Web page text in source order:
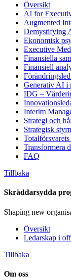
Översikt
AI for
Augmented
Demystifying
Ekonomisk
Executive
Finansiella
Finansiell
Generativ AI i
IDG –
Interim
Strategi och
Strategisk
Transformera
FAQ
Tillbaka
Skräddarsydda
Shaping new
Översikt
Ledarskap i
Tillbaka
Om oss